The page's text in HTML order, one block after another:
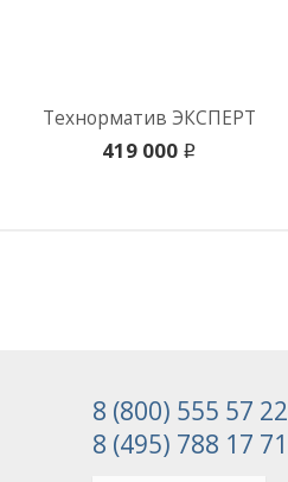
Технорматив ЭКСПЕРТ
419 000 i
8 (800) 555 57 22
8 (495) 788 17 71